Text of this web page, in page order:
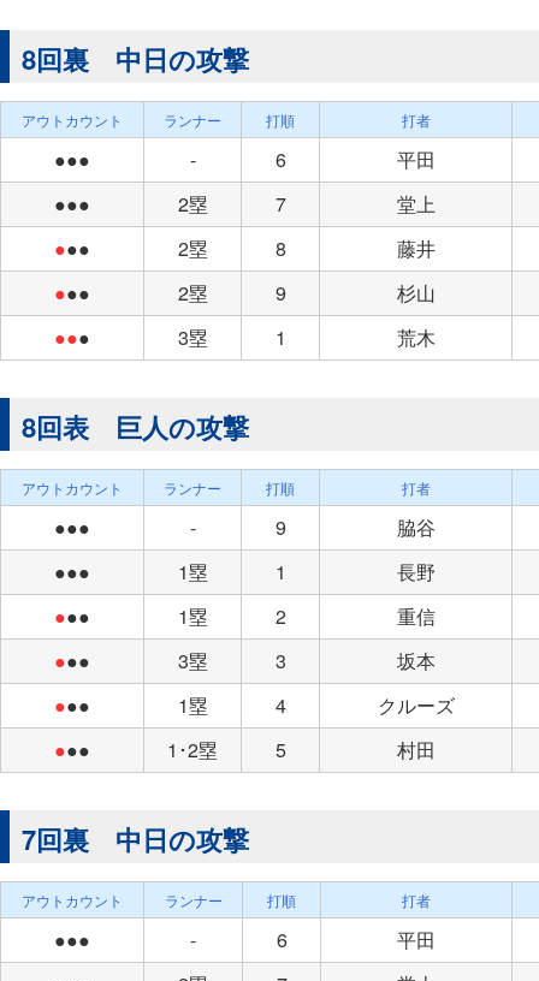
8回裏 中日の攻撃
アウトカウント ランナー 打順 打者
●●● - 6
平田
●●●
2塁 7
堂上
●●● 2塁 8
藤井
●●● 2塁 9
杉山
●●● 3塁 1 荒木
8回表 巨人の攻撃
アウトカウント ランナー 打順 打者
●●● - 9
脇谷
●●●
1塁 1
長野
●●● 1塁 2
重信
●●● 3塁 3
坂本
●●● 1塁 4
クルーズ
●●● 1･2塁 5 村田
7回裏 中日の攻撃
アウトカウント ランナー 打順 打者
●●● - 6
平田